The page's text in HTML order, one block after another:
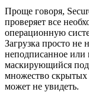
Проще говоря,
проверяет все
операционную
Загрузка просто не
неподписанное или
маскирующийся
множество
может не увидеть.